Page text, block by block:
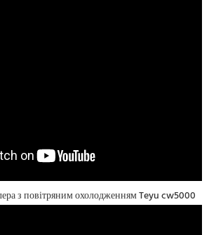
з повітряним охолодженням Teyu cw5000